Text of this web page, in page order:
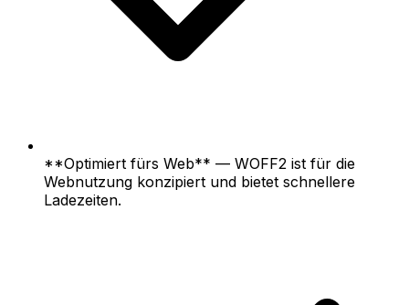
**Optimiert fürs Web** — WOFF2 ist für die
Webnutzung konzipiert und bietet schnellere
Ladezeiten.